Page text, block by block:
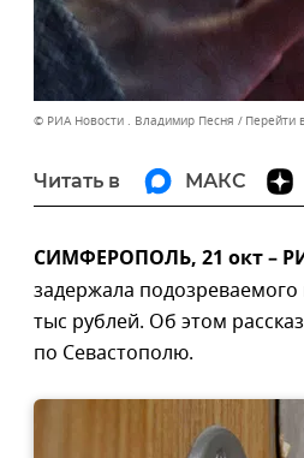
© РИА Новости . Владимир Песня Перейти
Читать в МАКС
СИМФЕРОПОЛЬ, 21 окт –
задержала
тыс рублей. Об этом
по Севастополю.